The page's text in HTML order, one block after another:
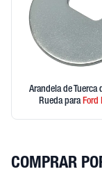
Arandela de Tuerca
Rueda paraFord
COMPRAR